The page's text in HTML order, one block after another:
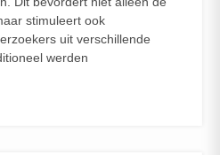
stimuleert ook
uit verschillende
werden